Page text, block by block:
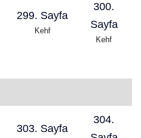
299. Sayfa
Kehf
300.
Sayfa
Kehf
303. Sayfa
304.